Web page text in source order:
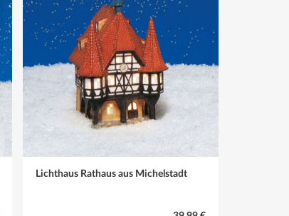
Lichthaus Rathaus aus Michelstadt